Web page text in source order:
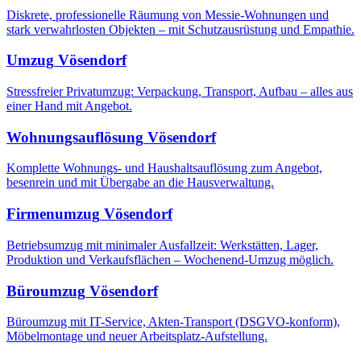
Diskrete, professionelle Räumung von Messie-Wohnungen und
stark verwahrlosten Objekten – mit Schutzausrüstung und Empathie.
Umzug Vösendorf
Stressfreier Privatumzug: Verpackung, Transport, Aufbau – alles aus
einer Hand mit Angebot.
Wohnungsauflösung Vösendorf
Komplette Wohnungs- und Haushaltsauflösung zum Angebot,
besenrein und mit Übergabe an die Hausverwaltung.
Firmenumzug Vösendorf
Betriebsumzug mit minimaler Ausfallzeit: Werkstätten, Lager,
Produktion und Verkaufsflächen – Wochenend-Umzug möglich.
Büroumzug Vösendorf
Büroumzug mit IT-Service, Akten-Transport (DSGVO-konform),
Möbelmontage und neuer Arbeitsplatz-Aufstellung.